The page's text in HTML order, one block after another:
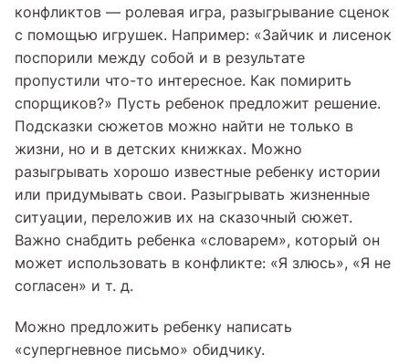
конфликтов — ролевая игра, разыгрывание сценок
с помощью игрушек. Например: «Зайчик и лисенок
поспорили между собой и в результате
пропустили что-то интересное. Как помирить
спорщиков?» Пусть ребенок предложит решение.
Подсказки сюжетов можно найти не только в
жизни, но и в детских книжках. Можно
разыгрывать хорошо известные ребенку истории
или придумывать свои. Разыгрывать жизненные
ситуации, переложив их на сказочный сюжет.
Важно снабдить ребенка «словарем», который он
может использовать в конфликте: «Я злюсь», «Я не
согласен» и т. д.
Можно предложить ребенку написать
«супергневное письмо» обидчику.